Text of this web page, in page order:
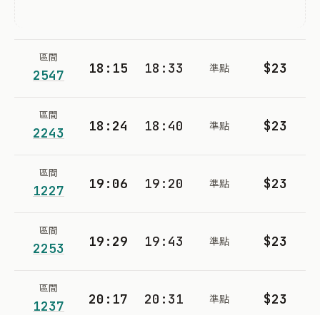
區間
2547 18:15 18:33 準點 $23
區間
2243 18:24 18:40 準點 $23
區間
1227 19:06 19:20 準點 $23
區間
2253 19:29 19:43 準點 $23
區間
1237 20:17 20:31 準點 $23